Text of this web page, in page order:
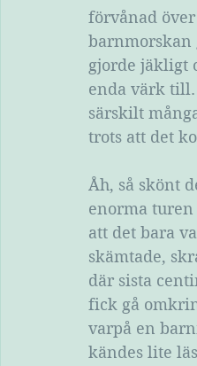
förvånad
barnmorskan
gjorde jäkligt
enda värk
särskilt
trots att det
Åh, så skönt
enorma
att det bara
skämtade,
där sista
fick gå
varpå en
kändes lite